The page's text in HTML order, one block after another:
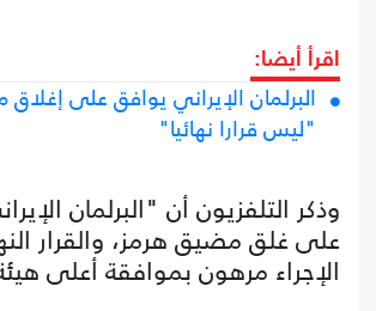
اقرأ أيضا:
البرلمان الإيراني يوافق على
"ليس قرارا نهائيا"
وذكر التلفزيون أن "البرلمان
على غلق مضيق هرمز، والقرار
الإجراء مرهون بموافقة أعلى